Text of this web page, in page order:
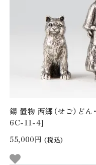
錫 置物 西郷（せご）ど
6C-11-4]
55,000円 (税込)